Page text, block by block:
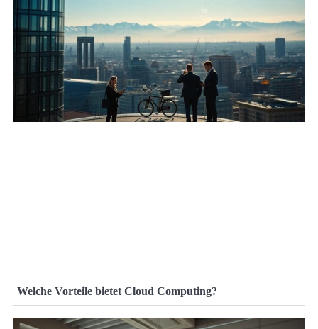
Welche Vorteile bietet Cloud Computing?